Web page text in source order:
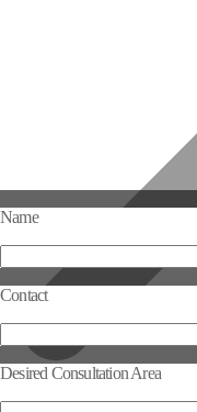
Name
Contact
Desired Consultation Area
Selected Consultation Area